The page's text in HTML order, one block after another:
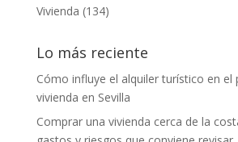
Vivienda (134)
Lo más reciente
Cómo influye el alquiler turístico en el
vivienda en Sevilla
Comprar una vivienda cerca de la